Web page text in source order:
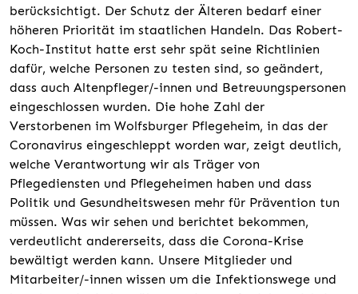
berücksichtigt. Der Schutz der Älteren bedarf einer
höheren Priorität im staatlichen Handeln. Das Robert-
Koch-Institut hatte erst sehr spät seine Richtlinien
dafür, welche Personen zu testen sind, so geändert,
dass auch Altenpfleger/-innen und Betreuungspersonen
eingeschlossen wurden. Die hohe Zahl der
Verstorbenen im Wolfsburger Pflegeheim, in das der
Coronavirus eingeschleppt worden war, zeigt deutlich,
welche Verantwortung wir als Träger von
Pflegediensten und Pflegeheimen haben und dass
Politik und Gesundheitswesen mehr für Prävention tun
müssen. Was wir sehen und berichtet bekommen,
verdeutlicht andererseits, dass die Corona-Krise
bewältigt werden kann. Unsere Mitglieder und
Mitarbeiter/-innen wissen um die Infektionswege und